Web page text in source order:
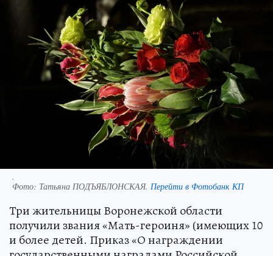
.
Фото: Татьяна ПОДЪЯБЛОНСКАЯ. Перейти в Фотобанк КП
Три жительницы Воронежской области
получили звания «Мать-героиня» (имеющих 10
и более детей. Приказ «О награждении